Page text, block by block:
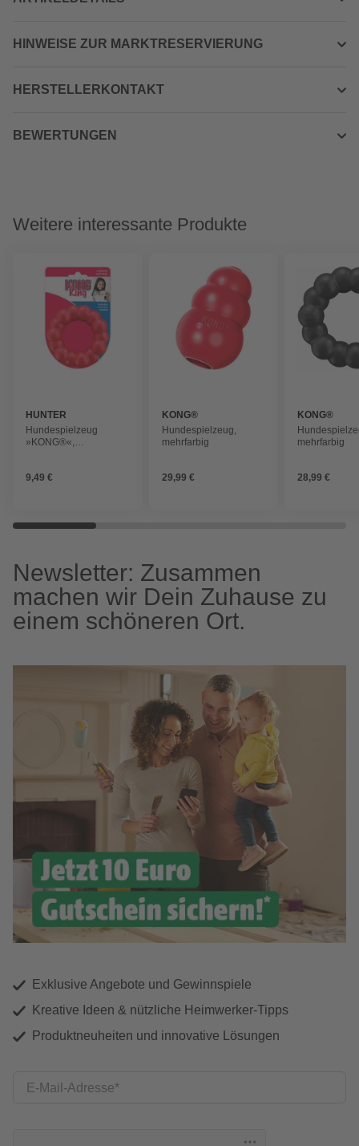
HINWEISE ZUR MARKTRESERVIERUNG
HERSTELLERKONTAKT
BEWERTUNGEN
Weitere interessante Produkte
HUNTER
Hundespielzeug
»KONG®«,
9,49 €
KONG®
Hundespielzeug,
mehrfarbig
29,99 €
KONG®
mehrfarbig
28,99 €
Newsletter: Zusammen
machen wir Dein Zuhause zu
einem schöneren Ort.
Exklusive Angebote und Gewinnspiele
Kreative Ideen & nützliche Heimwerker-Tipps
Produktneuheiten und innovative Lösungen
E-Mail-Adresse